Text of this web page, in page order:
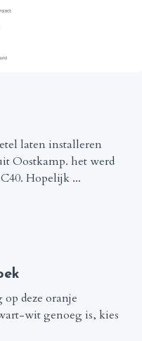
laten installeren
Oostkamp. het werd
Hopelijk ...
deze oranje
wit genoeg is, kies